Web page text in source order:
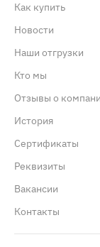
Как купить
Новости
Наши отгрузки
Кто мы
Отзывы о
История
Сертификаты
Реквизиты
Вакансии
Контакты